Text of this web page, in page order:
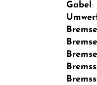
Gabel: